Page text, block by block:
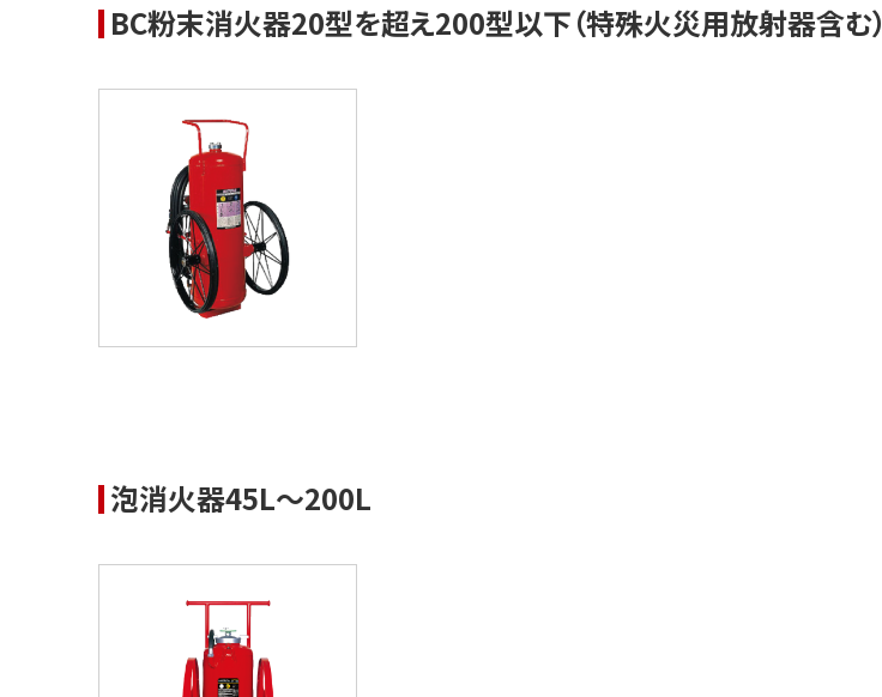
BC粉末消火器20型を超え200型以下（特殊火災用放射器含む）
泡消火器45L～200L